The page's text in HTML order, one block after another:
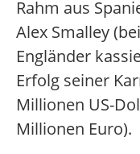
Rahm aus
Alex Smalley
Engländer
Erfolg seiner
Millionen US-
Millionen Euro).